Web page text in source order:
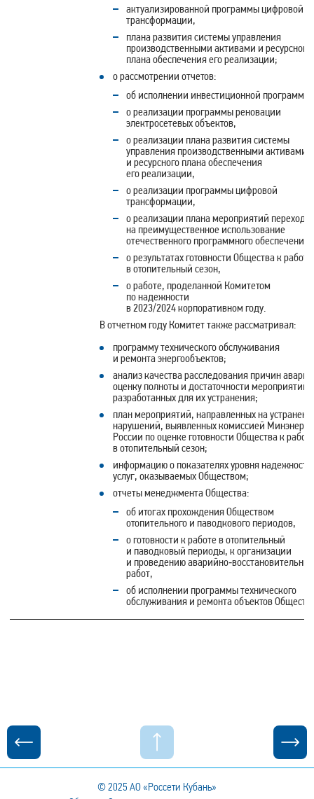
актуализированной программы цифровой
трансформации,
плана развития системы управления
производственными активами и ресурсного
плана обеспечения его реализации;
о рассмотрении отчетов:
об исполнении инвестиционной программы,
о реализации программы реновации
электросетевых объектов,
о реализации плана развития системы
управления производственными активами
и ресурсного плана обеспечения
его реализации,
о реализации программы цифровой
трансформации,
о реализации плана мероприятий перехода
на преимущественное использование
отечественного программного обеспечения,
о результатах готовности Общества к работе
в отопительный сезон,
о работе, проделанной Комитетом
по надежности
в 2023/2024 корпоративном году.
В отчетном году Комитет также рассматривал:
программу технического обслуживания
и ремонта энергообъектов;
анализ качества расследования причин
оценку полноты и достаточности мероприятий,
разработанных для их устранения;
план мероприятий, направленных на
нарушений, выявленных комиссией Минэнерго
России по оценке готовности Общества к
в отопительный сезон;
информацию о показателях уровня надежности
услуг, оказываемых Обществом;
отчеты менеджмента Общества:
об итогах прохождения Обществом
отопительного и паводкового периодов,
о готовности к работе в отопительный
и паводковый периоды, к организации
и проведению аварийно‑восстановительных
работ,
об исполнении программы технического
обслуживания и ремонта объектов
© 2025 АО «Россети Кубань»